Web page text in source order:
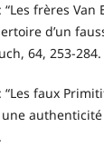
frères Van
d’un
64, 253-284.
faux